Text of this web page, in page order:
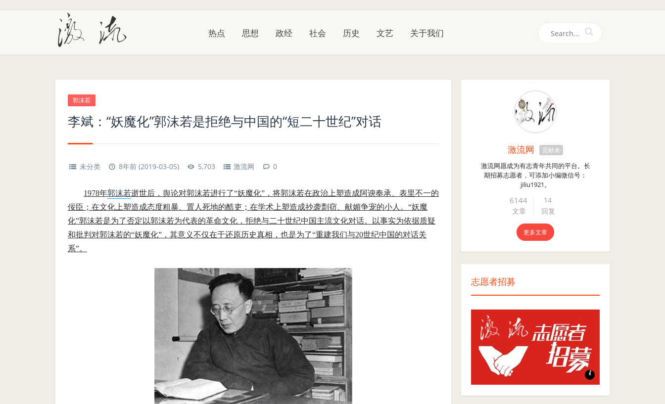
热点 思想 政经 社会 历史 文艺 关于我们
郭沫若
李斌：“妖魔化”郭沫若是拒绝与中国的“短二十世纪”对话
未分类 8年前 (2019-03-05) 5,703 激流网 0
1978年郭沫若逝世后，舆论对郭沫若进行了“妖魔化”，将郭沫若在政治上塑造成阿谀奉承、表里不一的
佞臣；在文化上塑造成态度粗暴、置人死地的酷吏；在学术上塑造成抄袭剽窃、献媚争宠的小人。“妖魔
化”郭沫若是为了否定以郭沫若为代表的革命文化，拒绝与二十世纪中国主流文化对话。以事实为依据质疑
和批判对郭沫若的“妖魔化”，其意义不仅在于还原历史真相，也是为了“重建我们与20世纪中国的对话关
系”。
激流网 贡献者
激流网愿成为有志青年共同的平台。长
期招募志愿者，可添加小编微信号：
jiliu1921。
6144
文章
14
回复
更多文章
志愿者招募
志愿者招募